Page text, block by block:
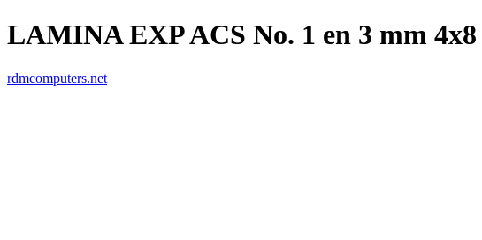
LAMINA EXP ACS No. 1 en 3 mm 4x8
rdmcomputers.net